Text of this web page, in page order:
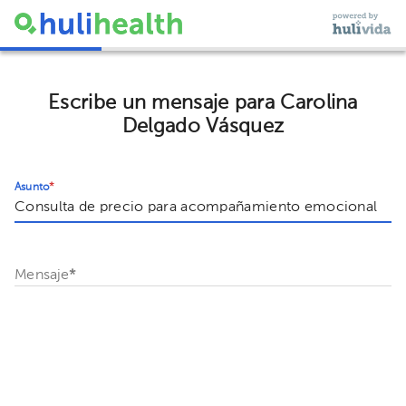
Escribe un mensaje para Carolina
Delgado Vásquez
Asunto*
Mensaje*